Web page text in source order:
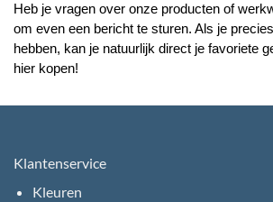
Heb je vragen over onze producten of
om even een bericht te sturen. Als je
hebben, kan je natuurlijk direct je favoriete
hier kopen!
Klantenservice
Kleuren